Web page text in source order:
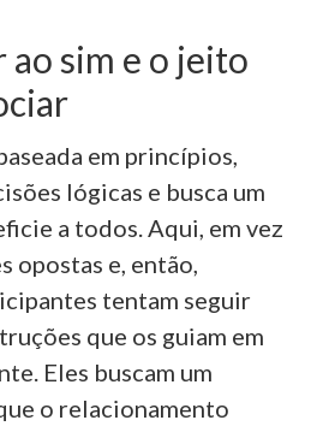
ao sim e o jeito
em princípios,
lógicas e busca um
a todos. Aqui, em vez
opostas e, então,
tentam seguir
que os guiam em
Eles buscam um
o relacionamento